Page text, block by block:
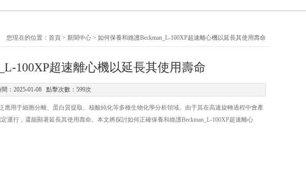
您現在的位置： 首頁 > 新聞中心 > 如何保養和維護Beckman_L-100XP超速離心機以延長其使用壽命
100XP超速離心機以延長其使用壽命
：2025-01-08 點擊次數：599次
應用于細胞分離、蛋白質提取、核酸純化等多種生物化學分析領域。由于其在高速旋轉過程中會產
行，還能顯著延長其使用壽命。本文將探討如何正確保養和維護Beckman_L-100XP超速離心